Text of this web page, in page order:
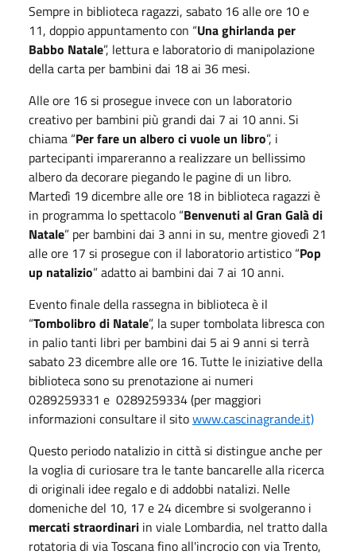
Sempre in biblioteca ragazzi, sabato 16 alle ore 10 e
11, doppio appuntamento con “Una ghirlanda per
Babbo Natale”, lettura e laboratorio di manipolazione
della carta per bambini dai 18 ai 36 mesi.
Alle ore 16 si prosegue invece con un laboratorio
creativo per bambini più grandi dai 7 ai 10 anni. Si
chiama “Per fare un albero ci vuole un libro”, i
partecipanti impareranno a realizzare un bellissimo
albero da decorare piegando le pagine di un libro.
Martedì 19 dicembre alle ore 18 in biblioteca ragazzi è
in programma lo spettacolo “Benvenuti al Gran Galà di
Natale” per bambini dai 3 anni in su, mentre giovedì 21
alle ore 17 si prosegue con il laboratorio artistico “Pop
up natalizio” adatto ai bambini dai 7 ai 10 anni.
Evento finale della rassegna in biblioteca è il
“Tombolibro di Natale”, la super tombolata libresca con
in palio tanti libri per bambini dai 5 ai 9 anni si terrà
sabato 23 dicembre alle ore 16. Tutte le iniziative della
biblioteca sono su prenotazione ai numeri
0289259331 e 0289259334 (per maggiori
informazioni consultare il sitowww.cascinagrande.it)
Questo periodo natalizio in città si distingue anche per
la voglia di curiosare tra le tante bancarelle alla ricerca
di originali idee regalo e di addobbi natalizi. Nelle
domeniche del 10, 17 e 24 dicembre si svolgeranno i
mercati straordinari in viale Lombardia, nel tratto dalla
rotatoria di via Toscana fino all'incrocio con via Trento,